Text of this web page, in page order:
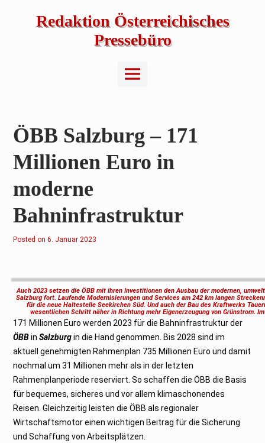
Redaktion Österreichisches
Pressebüro
Main
Menu
ÖBB Salzburg – 171
Millionen Euro in
moderne
Bahninfrastruktur
Posted on2
r
a
r
2
0
2
3
6. Januar 2023
Auch 2023 setzen die ÖBB mit ihren Investitionen den Ausbau der modernen,
Salzburg fort. Laufende Modernisierungen und Services am 242 km langen
für die neue Haltestelle Seekirchen Süd. Und auch der Bau des Kraftwerks
wesentlichen Schritt näher in Richtung mehr Eigenerzeugung von Grünstrom.
171 Millionen Euro werden 2023 für die Bahninfrastruktur der
ÖBBinSalzburgin die Hand genommen. Bis 2028 sind im
aktuell genehmigten Rahmenplan 735 Millionen Euro und damit
nochmal um 31 Millionen mehr als in der letzten
Rahmenplanperiode reserviert. So schaffen die ÖBB die Basis
für bequemes, sicheres und vor allem klimaschonendes
Reisen. Gleichzeitig leisten die ÖBB als regionaler
Wirtschaftsmotor einen wichtigen Beitrag für die Sicherung
und Schaffung von Arbeitsplätzen.